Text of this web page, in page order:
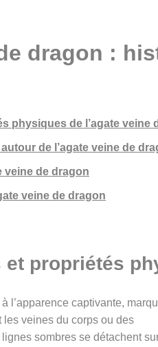
dragon :
physiques de l’agate veine
de l’agate veine de
veine de dragon
veine de dragon
propriétés
l’apparence captivante,
veines du corps ou des
sombres se détachent